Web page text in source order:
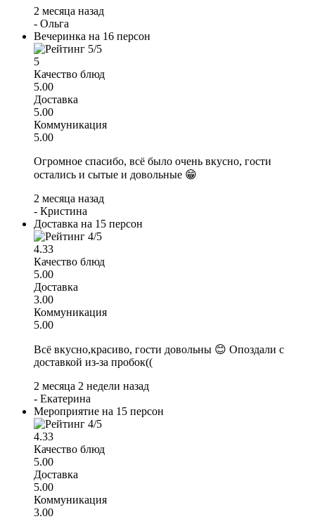
2 месяца назад
- Ольга
Вечеринка на 16 персон
5
Качество блюд
5.00
Доставка
5.00
Коммуникация
5.00
Огромное спасибо, всё было очень вкусно, гости
остались и сытые и довольные 😁
2 месяца назад
- Кристина
Доставка на 15 персон
4.33
Качество блюд
5.00
Доставка
3.00
Коммуникация
5.00
Всё вкусно,красиво, гости довольны 😊 Опоздали с
доставкой из-за пробок((
2 месяца 2 недели назад
- Екатерина
Мероприятие на 15 персон
4.33
Качество блюд
5.00
Доставка
5.00
Коммуникация
3.00